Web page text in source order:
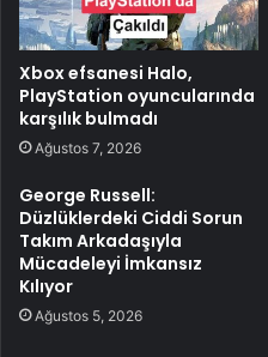
Xbox efsanesi Halo,
PlayStation oyuncularında
karşılık bulmadı
Ağustos 7, 2026
George Russell:
Düzlüklerdeki Ciddi Sorun
Takım Arkadaşıyla
Mücadeleyi İmkansız
Kılıyor
Ağustos 5, 2026